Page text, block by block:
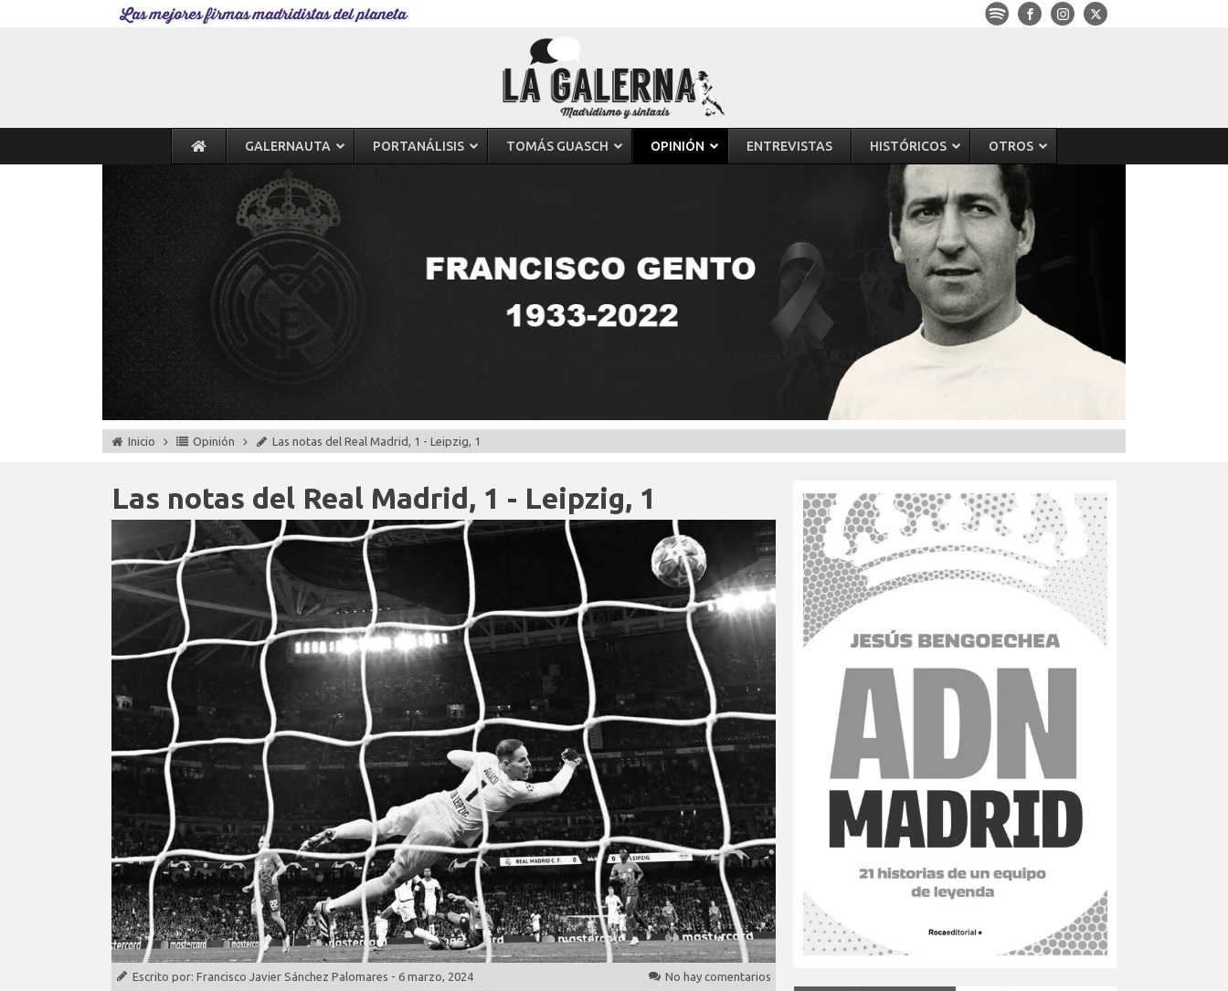
Las mejores firmas madridistas del planeta
GALERNAUTA PORTANÁLISIS TOMÁS GUASCH OPINIÓN ENTREVISTAS HISTÓRICOS OTROS
Inicio Opinión Las notas del Real Madrid, 1 - Leipzig, 1
Las notas del Real Madrid, 1 - Leipzig, 1
Escrito por: Francisco Javier Sánchez Palomares - 6 marzo, 2024
No hay comentarios